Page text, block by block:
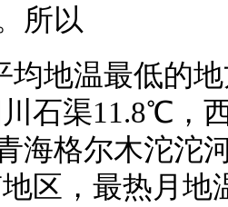
所以
均地温最低的
石渠11.8℃，
海格尔木沱沱
区，最热月地